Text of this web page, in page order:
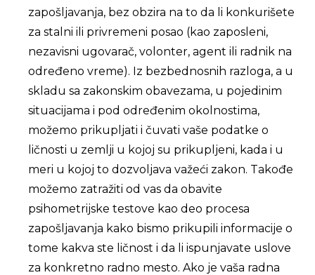
zapošljavanja, bez obzira na to da li konkurišete
za stalni ili privremeni posao (kao zaposleni,
nezavisni ugovarač, volonter, agent ili radnik na
određeno vreme). Iz bezbednosnih razloga, a u
skladu sa zakonskim obavezama, u pojedinim
situacijama i pod određenim okolnostima,
možemo prikupljati i čuvati vaše podatke o
ličnosti u zemlji u kojoj su prikupljeni, kada i u
meri u kojoj to dozvoljava važeći zakon. Takođe
možemo zatražiti od vas da obavite
psihometrijske testove kao deo procesa
zapošljavanja kako bismo prikupili informacije o
tome kakva ste ličnost i da li ispunjavate uslove
za konkretno radno mesto. Ako je vaša radna